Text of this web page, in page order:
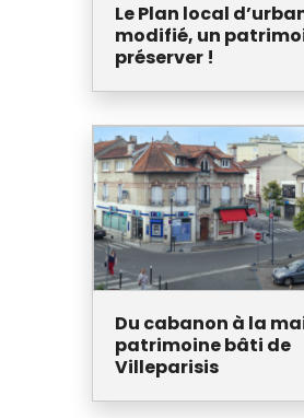
Le Plan local
modifié, un
préserver !
Du cabanon à la
patrimoine bâti de
Villeparisis